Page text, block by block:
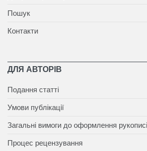
Пошук
Контакти
ДЛЯ АВТОРІВ
Подання статті
Умови публікації
Загальні вимоги до оформлення
Процес рецензування